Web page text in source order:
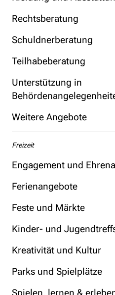
Rechtsberatung
Schuldnerberatung
Teilhabeberatung
Unterstützung in
Weitere Angebote
Freizeit
Engagement und
Ferienangebote
Feste und Märkte
Kinder- und
Kreativität und Kultur
Parks und Spielplätze